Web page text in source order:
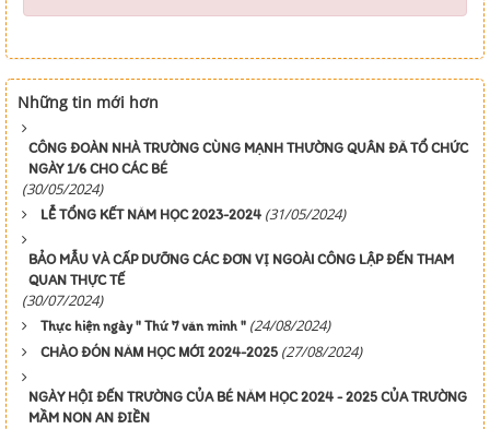
Những tin mới hơn
CÔNG ĐOÀN NHÀ TRƯỜNG CÙNG MẠNH THƯỜNG QUÂN ĐÃ TỔ CHỨC
NGÀY 1/6 CHO CÁC BÉ
(30/05/2024)
LỄ TỔNG KẾT NĂM HỌC 2023-2024 (31/05/2024)
BẢO MẪU VÀ CẤP DƯỠNG CÁC ĐƠN VỊ NGOÀI CÔNG LẬP ĐẾN THAM
QUAN THỰC TẾ
(30/07/2024)
Thực hiện ngày " Thứ 7 văn minh " (24/08/2024)
CHÀO ĐÓN NĂM HỌC MỚI 2024-2025 (27/08/2024)
NGÀY HỘI ĐẾN TRƯỜNG CỦA BÉ NĂM HỌC 2024 - 2025 CỦA TRƯỜNG
MẦM NON AN ĐIỀN